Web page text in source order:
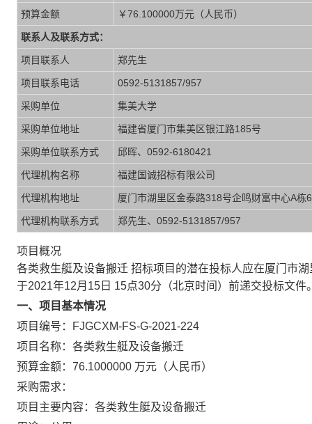
预算金额 ￥76.100000万元（人民币）
联系人及联系方式：
项目联系人 郑先生
项目联系电话 0592-5131857/957
采购单位 集美大学
采购单位地址 福建省厦门市集美区银江路185号
采购单位联系方式 邱晖、0592-6180421
代理机构名称 福建国诚招标有限公司
代理机构地址 厦门市湖里区金泰路318号企鸣财富中心A栋
代理机构联系方式 郑先生、0592-5131857/957
项目概况
各类救生艇及设备搬迁 招标项目的潜在投标人应在厦门市
于2021年12月15日 15点30分（北京时间）前递交投标文件
一、项目基本情况
项目编号：FJGCXM-FS-G-2021-224
项目名称：各类救生艇及设备搬迁
预算金额：76.1000000 万元（人民币）
采购需求：
项目主要内容：各类救生艇及设备搬迁